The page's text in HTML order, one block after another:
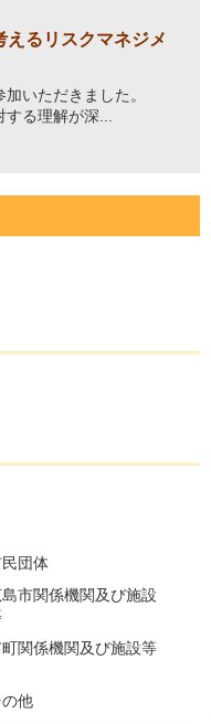
るリスクマネジメ
いただきました。
る理解が深...
団体
島市関係機関及び施設
関係機関及び施設等
の他